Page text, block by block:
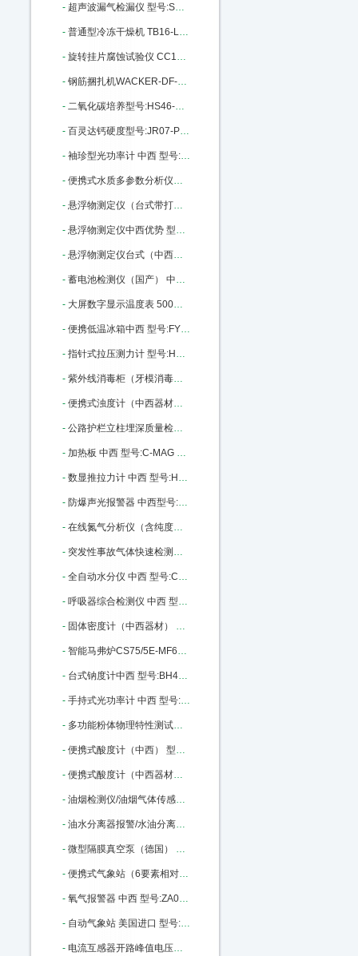
- 超声波漏气检漏仪 型号:SD44-CS530 M356204
- 普通型冷冻干燥机 TB16-LGJ-25C M369078
- 旋转挂片腐蚀试验仪 CC12-RCC-3 M376653
- 钢筋捆扎机WACKER-DF-16库号：M383957
- 二氧化碳培养型号:HS46-HH.CP库号：M394455
- 百灵达钙硬度型号:JR07-PM252库号：M403623
- 袖珍型光功率计 中西 型号:BE15-JDSU-OLP-35库号：M387656
- 便携式水质多参数分析仪中西 型号:NO07-AP-2000库号：M405183
- 悬浮物测定仪（台式带打印、可联接电脑）中西器材 型号:CH10/T-200库号：M405650
- 悬浮物测定仪中西优势 型号:CH10/P-200库号：M405651
- 悬浮物测定仪台式（中西） 型号:CH10/L-200库号：M405652
- 蓄电池检测仪（国产） 中西型号:WD31-100库号：M4631
- 大屏数字显示温度表 500度 中西型号:MZ52-XMZ-101库号：M16612
- 便携低温冰箱中西 型号:FY12-FYL-YS-18A库号：M20304
- 指针式拉压测力计 型号:HS39-NK-500库号：M36385
- 紫外线消毒柜（牙模消毒柜）中西 型号:WW08库号：M37601
- 便携式浊度计（中西器材） 型号:TX50-SHYF库号：M163621
- 公路护栏立柱埋深质量检测仪 中西 型号:XA109-JL-GPT（A）库号：M180932
- 加热板 中西 型号:C-MAG HP 10库号：M237400
- 数显推拉力计 中西 型号:HS39-HP-500库号：M282882
- 防爆声光报警器 中西型号:XQ02-BBJ库号：M309829
- 在线氮气分析仪（含纯度报警）中西 型号:CP08-P860-4N库号：M341919
- 突发性事故气体快速检测箱 中西器材优势 型号:BB27-DJC-2库号：M346322
- 全自动水分仪 中西 型号:CY07-YX-WK/SF7330库号：M365371
- 呼吸器综合检测仪 中西 型号:JT61 -HX-III库号：M371534
- 固体密度计（中西器材） 中西型号:QL03/GH-120D库号：M390715
- 智能马弗炉CS75/5E-MF6100升级款中西 型号:CS75/5E-MF6100K库号：M393139
- 台式钠度计中西 型号:BH43/D-HK-51库号：M398040
- 手持式光功率计 中西 型号:BL10-LXP200库号：M404993
- 多功能粉体物理特性测试仪/（中西） 型号:M206606库号：M206606
- 便携式酸度计（中西） 型号:CH10-520库号：M227435
- 便携式酸度计（中西器材） 型号:CH10-520库号：M227435
- 油烟检测仪/油烟气体传感器（中西） 型号:GA27-600-YY库号：M227440
- 油水分离器报警/水油分离报警器 中西 型号:AH37-XOC库号：M227441
- 微型隔膜真空泵（德国） 型号:SG88-KNF8-N86KNDC库号：M241701
- 便携式气象站（6要素相对湿度,带RS232 ） 中西 型号:ED01-AS-2000库号：M260278
- 氧气报警器 中西 型号:ZA03-CY30库号：M281184
- 自动气象站 美国进口 型号:JKY/WATCH DOG-2900ET库号：M317288
- 电流互感器开路峰值电压表 中西 型号:HC14-HCKL-H库号：M317836